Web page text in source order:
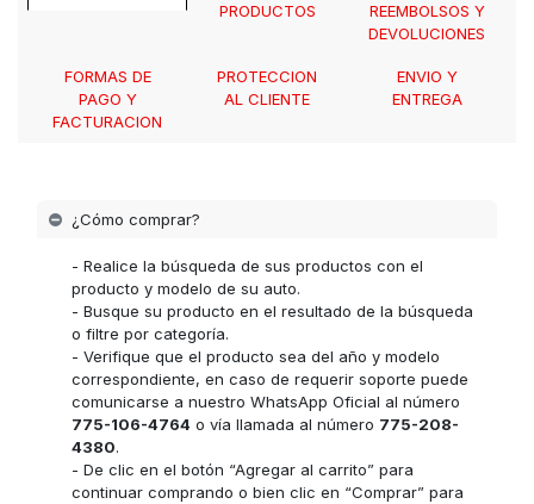
PRODUCTOS
REEMBOLSOS Y
DEVOLUCIONES
FORMAS DE
PAGO Y
FACTURACION
PROTECCION
AL CLIENTE
ENVIO Y
ENTREGA
¿Cómo comprar?
- Realice la búsqueda de sus productos con el
producto y modelo de su auto.
- Busque su producto en el resultado de la búsqueda
o filtre por categoría.
- Verifique que el producto sea del año y modelo
correspondiente, en caso de requerir soporte puede
comunicarse a nuestro WhatsApp Oficial al número
775-106-4764 o vía llamada al número 775-208-
4380.
- De clic en el botón “Agregar al carrito” para
continuar comprando o bien clic en “Comprar” para